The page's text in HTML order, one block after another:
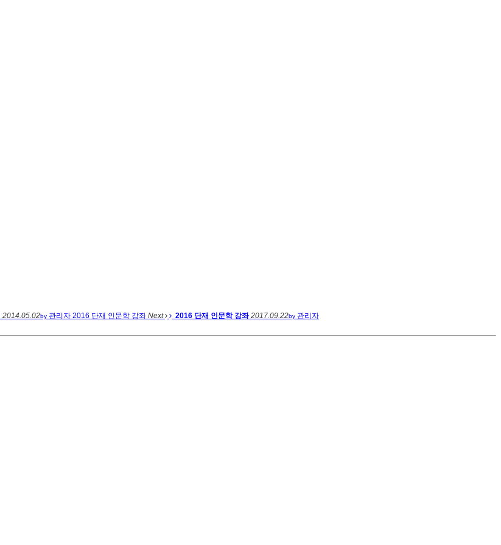
2014.05.02by 관리자 2016 단재 인문학 강좌 Next 2016 단재 인문학 강좌 2017.09.22by 관리자